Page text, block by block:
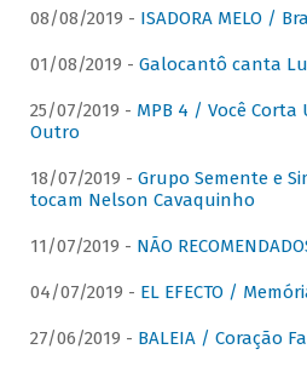
08/08/2019 - ISADORA MELO /
01/08/2019 - Galocantô canta
25/07/2019 - MPB 4 / Você Corta
Outro
18/07/2019 - Grupo Semente e
tocam Nelson Cavaquinho
11/07/2019 - NÃO
04/07/2019 - EL EFECTO /
27/06/2019 - BALEIA / Coração